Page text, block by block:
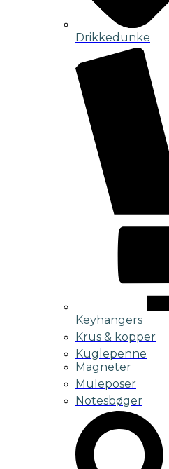
Drikkedunke
Keyhangers
Krus & kopper
Kuglepenne
Magneter
Muleposer
Notesbøger